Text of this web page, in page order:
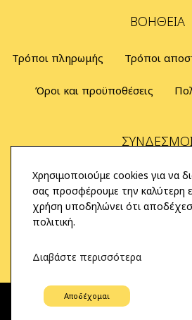
ΒΟΉΘΕΙΑ
Τρόποι πληρωμής Τρόποι
Όροι και προϋποθέσεις
Αρχική Καλάθι
© PowerPhone.gr 2026 | All
Χρησιμοποιούμε cookies για να
σας προσφέρουμε την καλύτερη
χρήση υποδηλώνει ότι
πολιτική.
Διαβάστε περισσότερα
Αποδέχομαι